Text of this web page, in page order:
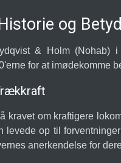
og
& Holm (Nohab)
for at imødekomme
kravet om kraftigere
levede op til
anerkendelse for